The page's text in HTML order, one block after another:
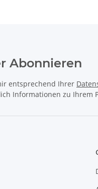
Abonnieren
entsprechend Ihrer
Informationen zu Ihrem